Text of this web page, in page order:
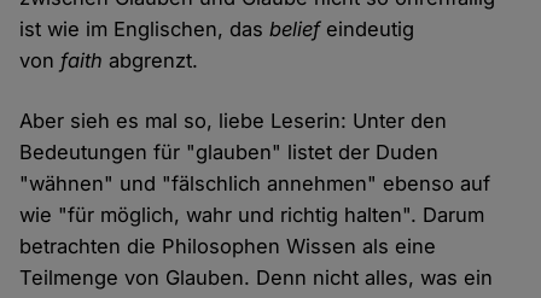
ist wie im Englischen, dasbeliefeindeutig
von faith abgrenzt.
Aber sieh es mal so, liebe Leserin: Unter den
Bedeutungen für "glauben" listet der Duden
"wähnen" und "fälschlich annehmen" ebenso auf
wie "für möglich, wahr und richtig halten". Darum
betrachten die Philosophen Wissen als eine
Teilmenge von Glauben. Denn nicht alles, was ein